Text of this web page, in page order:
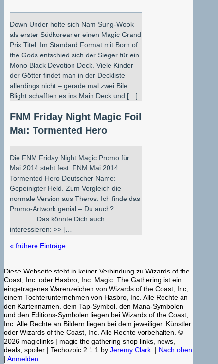
Down Under holte sich Nam Sung-Wook
als erster Südkoreaner einen Magic Grand
Prix Titel. Im Standard Format mit Born of
the Gods entschied sich der Sieger für ein
Mono Black Devotion Deck. Viele Kinder
der Götter findet man in der Deckliste
allerdings nicht – gerade mal zwei Bile
Blight schafften es ins Main Deck und […]
FNM Friday Night Magic Foil
Mai: Tormented Hero
Die FNM Friday Night Magic Promo für
Mai 2014 steht fest. FNM Mai 2014:
Tormented Hero Deutscher Name:
Gepeinigter Held. Zum Vergleich die
normale Version aus Theros. Ich finde das
Promo-Artwork genial – Du auch?
Das könnte Dich auch
interessieren: >> […]
« frühere Einträge
Diese Webseite steht in keiner Verbindung zu Wizards of the
Coast, Inc. oder Hasbro, Inc. Magic: The Gathering ist ein
eingetragenes Warenzeichen von Wizards of the Coast, Inc,
einem Tochterunternehmen von Hasbro, Inc. Alle Rechte an
den Kartennamen, dem Tap-Symbol, den Mana-Symbolen
und den Editions-Symbolen liegen bei Wizards of the Coast,
Inc. Alle Rechte an Bildern liegen bei dem jeweiligen Künstler
oder Wizards of the Coast, Inc. Alle Rechte vorbehalten. ©
2026 magiclinks | magic the gathering shop links, news,
deals, spoiler | Techozoic 2.1.1 by Jeremy Clark. | Nach oben
| Anmelden